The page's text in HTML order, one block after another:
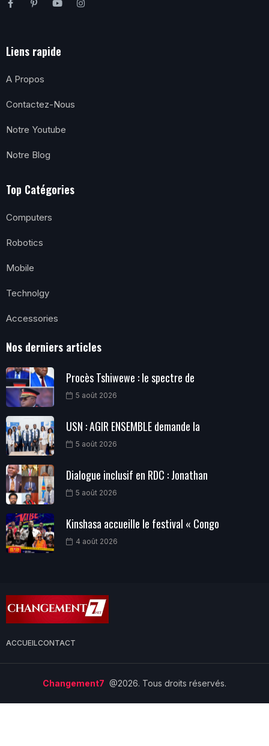
Liens rapide
A Propos
Contactez-Nous
Notre Youtube
Notre Blog
Top Catégories
Computers
Robotics
Mobile
Technolgy
Accessories
Nos derniers articles
Procès Tshiwewe : le spectre de
5 août 2026
USN : AGIR ENSEMBLE demande la
5 août 2026
Dialogue inclusif en RDC : Jonathan
5 août 2026
Kinshasa accueille le festival « Congo
4 août 2026
ACCUEILCONTACT
Changement7 @2026. Tous droits réservés.